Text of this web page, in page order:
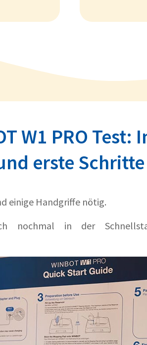
W1 PRO
erste Schritte
einige Handgriffe nötig.
nochmal in der